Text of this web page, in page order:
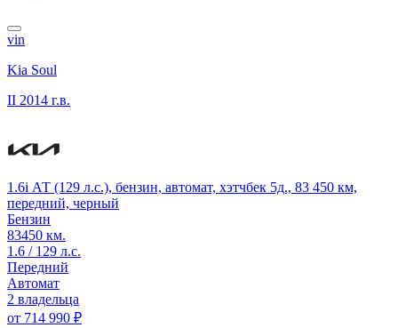
vin
Kia Soul
II 2014 г.в.
1.6i АТ (129 л.с.), бензин, автомат, хэтчбек 5д., 83 450 км,
передний, черный
Бензин
83450 км.
1.6 / 129 л.с.
Передний
Автомат
2 владельца
от 714 990 ₽